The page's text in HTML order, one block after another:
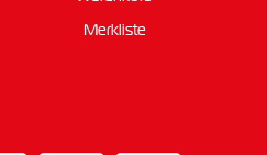
Merkliste